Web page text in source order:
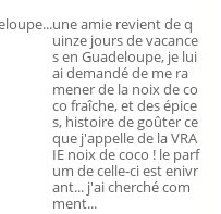
une amie revient de q
uinze jours de vacance
s en Guadeloupe, je lui
ai demandé de me ra
mener de la noix de co
co fraîche, et des épice
s, histoire de goûter ce
que j'appelle de la VRA
IE noix de coco ! le parf
um de celle-ci est enivr
ant... j'ai cherché com
ment...